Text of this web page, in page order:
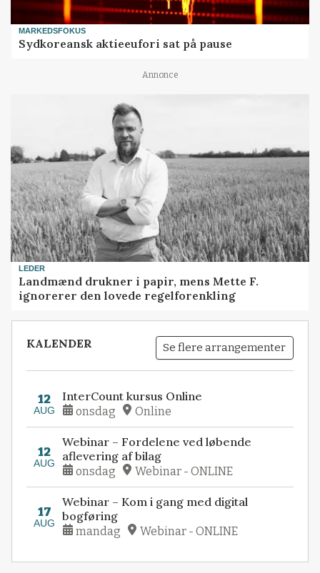
MARKEDSFOKUS
Sydkoreansk aktieeufori sat på pause
Annonce
LEDER
Landmænd drukner i papir, mens Mette F.
ignorerer den lovede regelforenkling
KALENDER Se flere arrangementer
12
AUG
InterCount kursus Online
onsdag Online
12
AUG
Webinar – Fordelene ved løbende
aflevering af bilag
onsdag Webinar - ONLINE
17
AUG
Webinar – Kom i gang med digital
bogføring
mandag Webinar - ONLINE